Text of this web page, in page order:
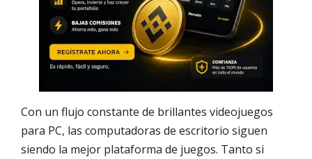
Con un flujo constante de brillantes videojuegos
para PC, las computadoras de escritorio siguen
siendo la mejor plataforma de juegos. Tanto si